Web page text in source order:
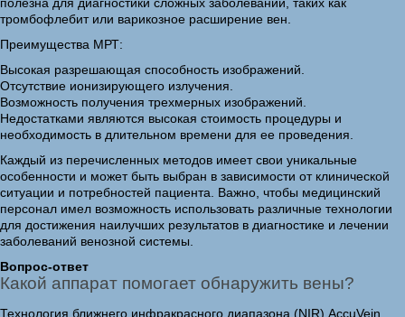
тромбофлебит или варикозное расширение вен.
Преимущества МРТ:
Высокая разрешающая способность изображений.
Отсутствие ионизирующего излучения.
Возможность получения трехмерных изображений.
Недостатками являются высокая стоимость процедуры и
необходимость в длительном времени для ее проведения.
Каждый из перечисленных методов имеет свои уникальные
особенности и может быть выбран в зависимости от клинической
ситуации и потребностей пациента. Важно, чтобы медицинский
персонал имел возможность использовать различные технологии
для достижения наилучших результатов в диагностике и лечении
заболеваний венозной системы.
Вопрос-ответ
Какой аппарат помогает обнаружить вены?
Технология ближнего инфракрасного диапазона (NIR) AccuVein